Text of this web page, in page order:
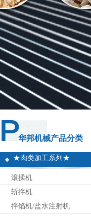
华邦机械产品分类
★肉类加工系列★
滚揉机
斩拌机
拌馅机/盐水注射机